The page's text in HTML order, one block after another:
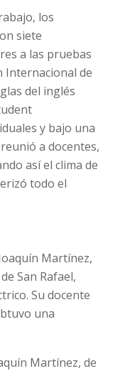
los
siete
a las pruebas
Internacional de
del inglés
y bajo una
a docentes,
así el clima de
todo el
Martínez,
San Rafael,
Su docente
una
Martínez, de